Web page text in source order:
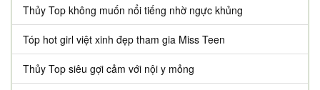
Thủy Top không muốn nổi tiếng nhờ ngực khủng
Tóp hot girl việt xinh đẹp tham gia Miss Teen
Thủy Top siêu gợi cảm với nội y mỏng